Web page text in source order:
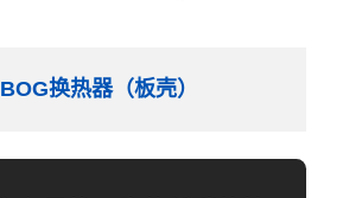
BOG换热器（板壳）